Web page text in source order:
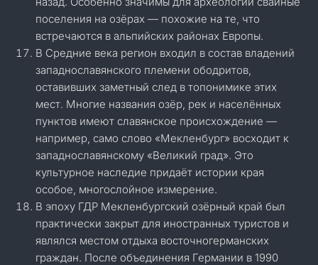
поселения на озёрах — похожие на те, что
встречаются в альпийских районах Европы.
В Средние века регион входил в состав владений
западнославянского племени ободритов,
оставивших заметный след в топонимике этих
мест. Многие названия озёр, рек и населённых
пунктов имеют славянское происхождение —
например, само слово «Мекленбург» восходит к
западнославянскому «Великий град». Это
культурное наследие придаёт истории края
особое, многослойное измерение.
В эпоху ГДР Мекленбургский озёрный край был
практически закрыт для иностранных туристов и
являлся местом отдыха восточногерманских
граждан. После объединения Германии в 1990